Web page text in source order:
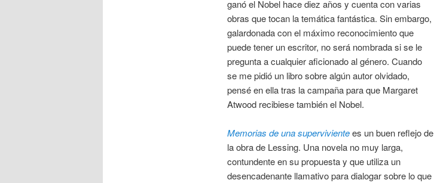
ganó el Nobel hace diez años y cuenta con varias
obras que tocan la temática fantástica. Sin embargo,
galardonada con el máximo reconocimiento que
puede tener un escritor, no será nombrada si se le
pregunta a cualquier aficionado al género. Cuando
se me pidió un libro sobre algún autor olvidado,
pensé en ella tras la campaña para que Margaret
Atwood recibiese también el Nobel.
Memorias de una supervivientees un buen reflejo de
la obra de Lessing. Una novela no muy larga,
contundente en su propuesta y que utiliza un
desencadenante llamativo para dialogar sobre lo que